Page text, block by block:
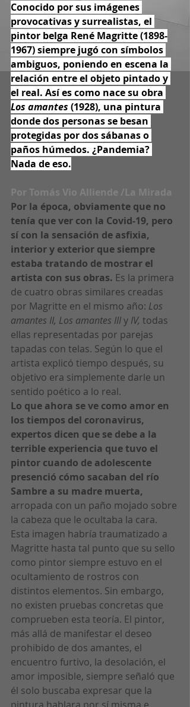
Conocido por sus imágenes
provocativas y surrealistas, el
pintor belga René Magritte (1898-
1967) siempre jugó con símbolos
ambiguos, poniendo en escena la
relación entre el objeto pintado y
el real. Así es como nace su obra
Los amantes (1928), una pintura
donde dos personas se besan
protegidas por dos sábanas o
paños húmedos. ¿Pandemia?
Nada de eso.
Por Tomás Vio Alliende /La Mirada
Por la época, obviamente que no
tenía que ver con la Covid-19, pero
sí con la sensación de asfixia,
interior y exterior que siempre
estaba tratando de mostrar el
artista con sus obras. Es la primera
de cuatro obras similares creadas
por Magritte en el mismo año: Los
amantes II, Los amantes III y IV, todas
ellas representadas por parejas
tapadas con telas. Según lo que el
artista explicó tiempo después, su
objetivo era simplemente darle un
sentido poético a lo real.
Lo que ahora se ve como amor en
los tiempos del coronavirus,
expertos dicen que se debe a la
terrible experiencia que tuvo el
pintor cuando de adolescente
presenció cómo sacaban del río
Sambre a su madre muerta,
arropada con un paño mojado sobre
la cabeza que le ocultaba la cara.
Esta imagen habría traumatizado a
Magritte hasta tal punto que su sello
como pintor siempre estuvo en el
ocultamiento de rostros con
distintos elementos. Sin embargo,
no existen pruebas concretas que
comprueben esta teoría. El pintor,
más allá de manifestar el deseo
prohibido de dos amantes, el
encuentro furtivo, la desolación, el
amor imposible, siempre señaló que
él solo buscaba expresar que la